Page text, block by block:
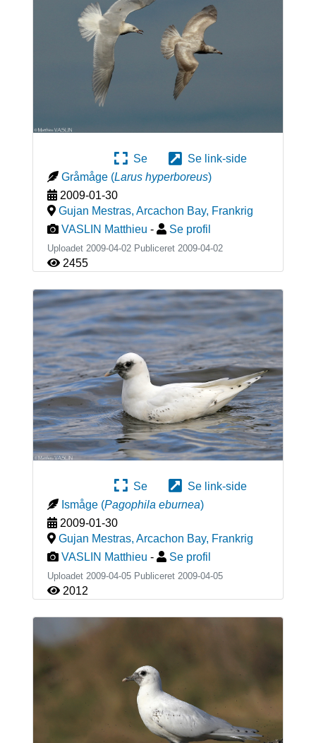
Se
Se link-side
Gråmåge (Larus hyperboreus)
2009-01-30
Gujan Mestras, Arcachon Bay, Frankrig
VASLIN Matthieu - Se profil
Uploadet 2009-04-02 Publiceret 2009-04-02
2455
Se
Se link-side
Ismåge (Pagophila eburnea)
2009-01-30
Gujan Mestras, Arcachon Bay, Frankrig
VASLIN Matthieu - Se profil
Uploadet 2009-04-05 Publiceret 2009-04-05
2012